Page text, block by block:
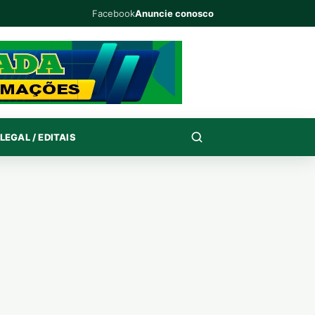
FacebookAnuncie conosco
/ EDITAIS